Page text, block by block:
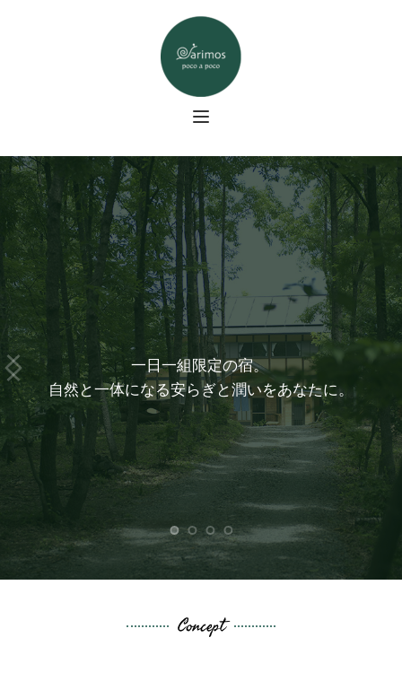
ッ
プ
一日一組限定の宿。
自然と一体になる安らぎと潤いをあなたに。
Concept